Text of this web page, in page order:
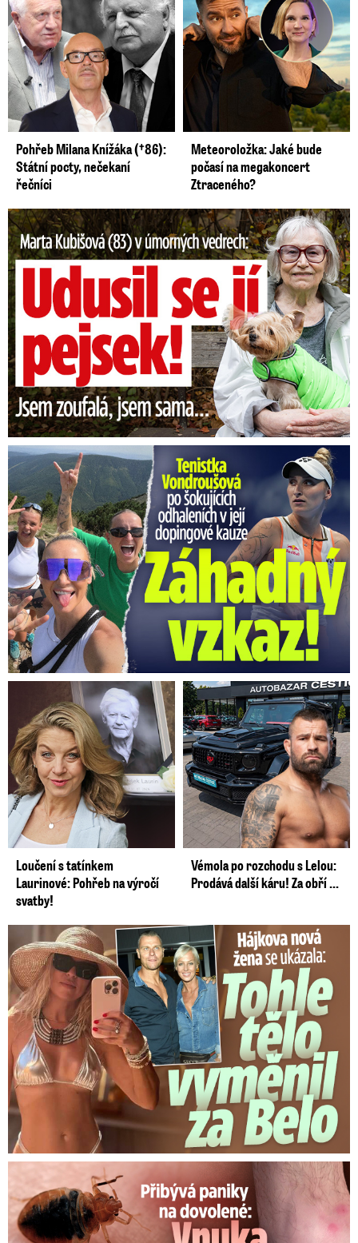
Pohřeb Milana Knížáka (†86):
Státní pocty, nečekaní
řečníci
Meteoroložka: Jaké bude
počasí na megakoncert
Ztraceného?
Marta Kubišová (83) v úmorných vedrech: Udusil se jí pejsek!
Vondroušová po šokujících odhaleních v kauze: Záhadný vzkaz!
Loučení s tatínkem
Laurinové: Pohřeb na výročí
svatby!
Vémola po rozchodu s Lelou:
Prodává další káru! Za obří ...
Tohle tělo nahradilo Belo: Nová partnerka se ukázala...
Panika na dovolené: Vnuka Soni v hotelu poštípaly štěnice!